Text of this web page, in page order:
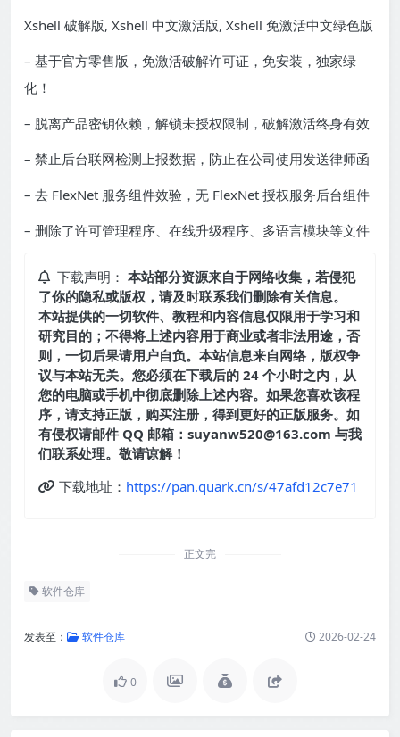
Xshell 破解版, Xshell 中文激活版, Xshell 免激活中文绿色版
– 基于官方零售版，免激活破解许可证，免安装，独家绿
化！
– 脱离产品密钥依赖，解锁未授权限制，破解激活终身有效
– 禁止后台联网检测上报数据，防止在公司使用发送律师函
– 去 FlexNet 服务组件效验，无 FlexNet 授权服务后台组件
– 删除了许可管理程序、在线升级程序、多语言模块等文件
下载声明： 本站部分资源来自于网络收集，若侵犯
了你的隐私或版权，请及时联系我们删除有关信息。
本站提供的一切软件、教程和内容信息仅限用于学习和
研究目的；不得将上述内容用于商业或者非法用途，否
则，一切后果请用户自负。本站信息来自网络，版权争
议与本站无关。您必须在下载后的 24 个小时之内，从
您的电脑或手机中彻底删除上述内容。如果您喜欢该程
序，请支持正版，购买注册，得到更好的正版服务。如
有侵权请邮件 QQ 邮箱：suyanw520@163.com 与我
们联系处理。敬请谅解！
下载地址： https://pan.quark.cn/s/47afd12c7e71
正文完
软件仓库
发表至： 软件仓库 2026-02-24
0